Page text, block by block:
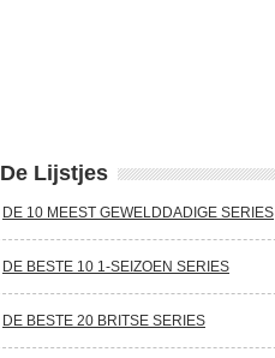
De Lijstjes
DE 10 MEEST GEWELDDADIGE SERIES
DE BESTE 10 1-SEIZOEN SERIES
DE BESTE 20 BRITSE SERIES